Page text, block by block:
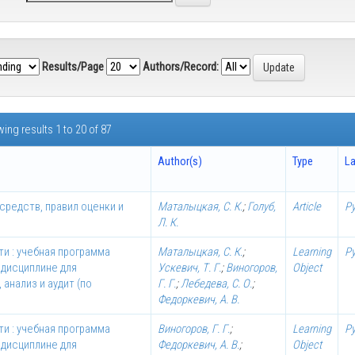
Results/Page Authors/Record:
results 1 to 20 of 87
Author(s) Type
правил оценки и Маталыцкая, С. К.;Голуб,
Л. К.
Article
: учебная программа
для
и аудит (по
Маталыцкая, С. К.;
Ускевич, Т. Г.;Виногоров,
Г. Г.;Лебедева, С. О.;
Федоркевич, А. В.
Learning
Object
: учебная программа
для
Виногоров, Г. Г.;
Федоркевич, А. В.;
Learning
Object